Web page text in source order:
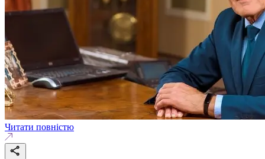
Читати повністю